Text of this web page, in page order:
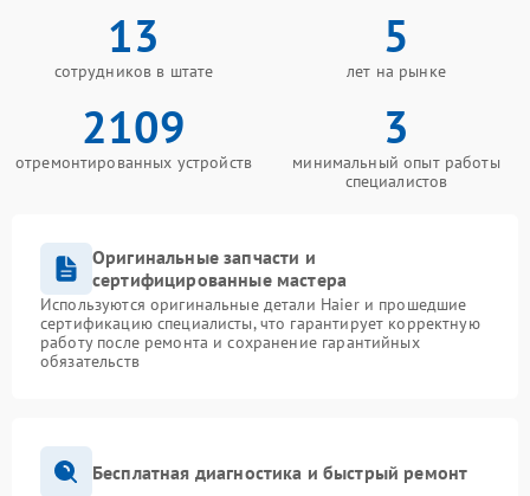
13
сотрудников в штате
5
лет на рынке
2109
отремонтированных устройств
3
минимальный опыт работы
специалистов
Оригинальные запчасти и
сертифицированные мастера
Используются оригинальные детали Haier и прошедшие
сертификацию специалисты, что гарантирует корректную
работу после ремонта и сохранение гарантийных
обязательств
Бесплатная диагностика и быстрый ремонт